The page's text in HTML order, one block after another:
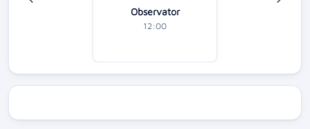
Observator
12:00